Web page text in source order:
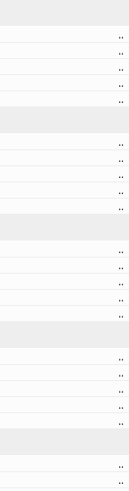
..
..
..
..
..
..
..
..
..
..
..
..
..
..
..
..
..
..
..
..
..
..